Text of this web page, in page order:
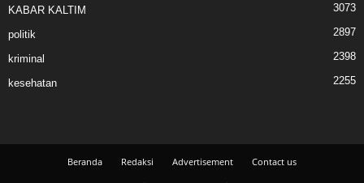
KABAR KALTIM 3073
politik 2897
kriminal 2398
kesehatan 2255
Beranda Redaksi Advertisement
Contact us